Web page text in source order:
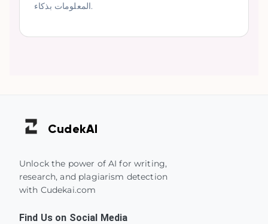
المعلومات بذكاء.
CudekAI
Unlock the power of AI for writing,
research, and plagiarism detection
with Cudekai.com
Find Us on Social Media